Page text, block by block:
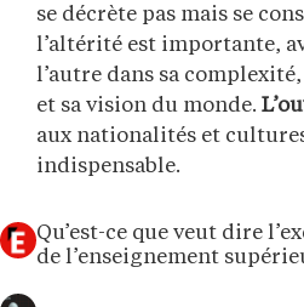
se décrète pas mais se
l’altérité est importante,
l’autre dans sa
et sa vision du monde.
aux nationalités et
indispensable.
Qu’est-ce que veut dire
de l’enseignement